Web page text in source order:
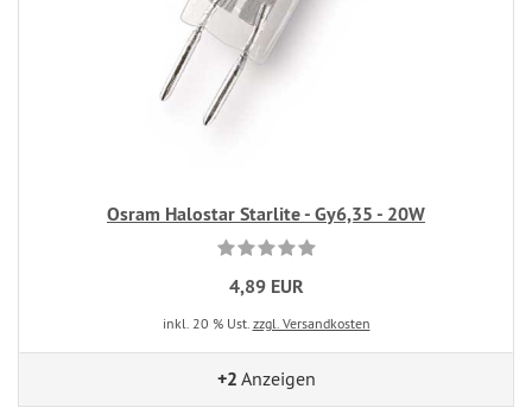
Osram Halostar Starlite - Gy6,35 - 20W
4,89 EUR
inkl. 20 % Ust. zzgl. Versandkosten
+2 Anzeigen